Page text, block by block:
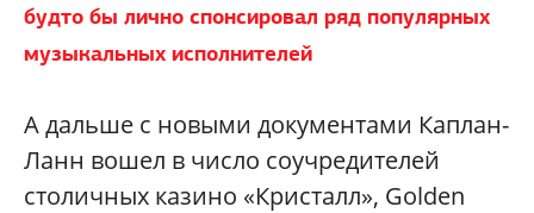
будто бы лично спонсировал ряд популярных
музыкальных исполнителей
А дальше с новыми документами Каплан-
Ланн вошел в число соучредителей
столичных казино «Кристалл», Golden